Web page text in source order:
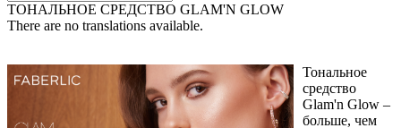
ТОНАЛЬНОЕ СРЕДСТВО GLAM'N GLOW
There are no translations available.
Тональное
средство
Glam'n Glow –
больше, чем